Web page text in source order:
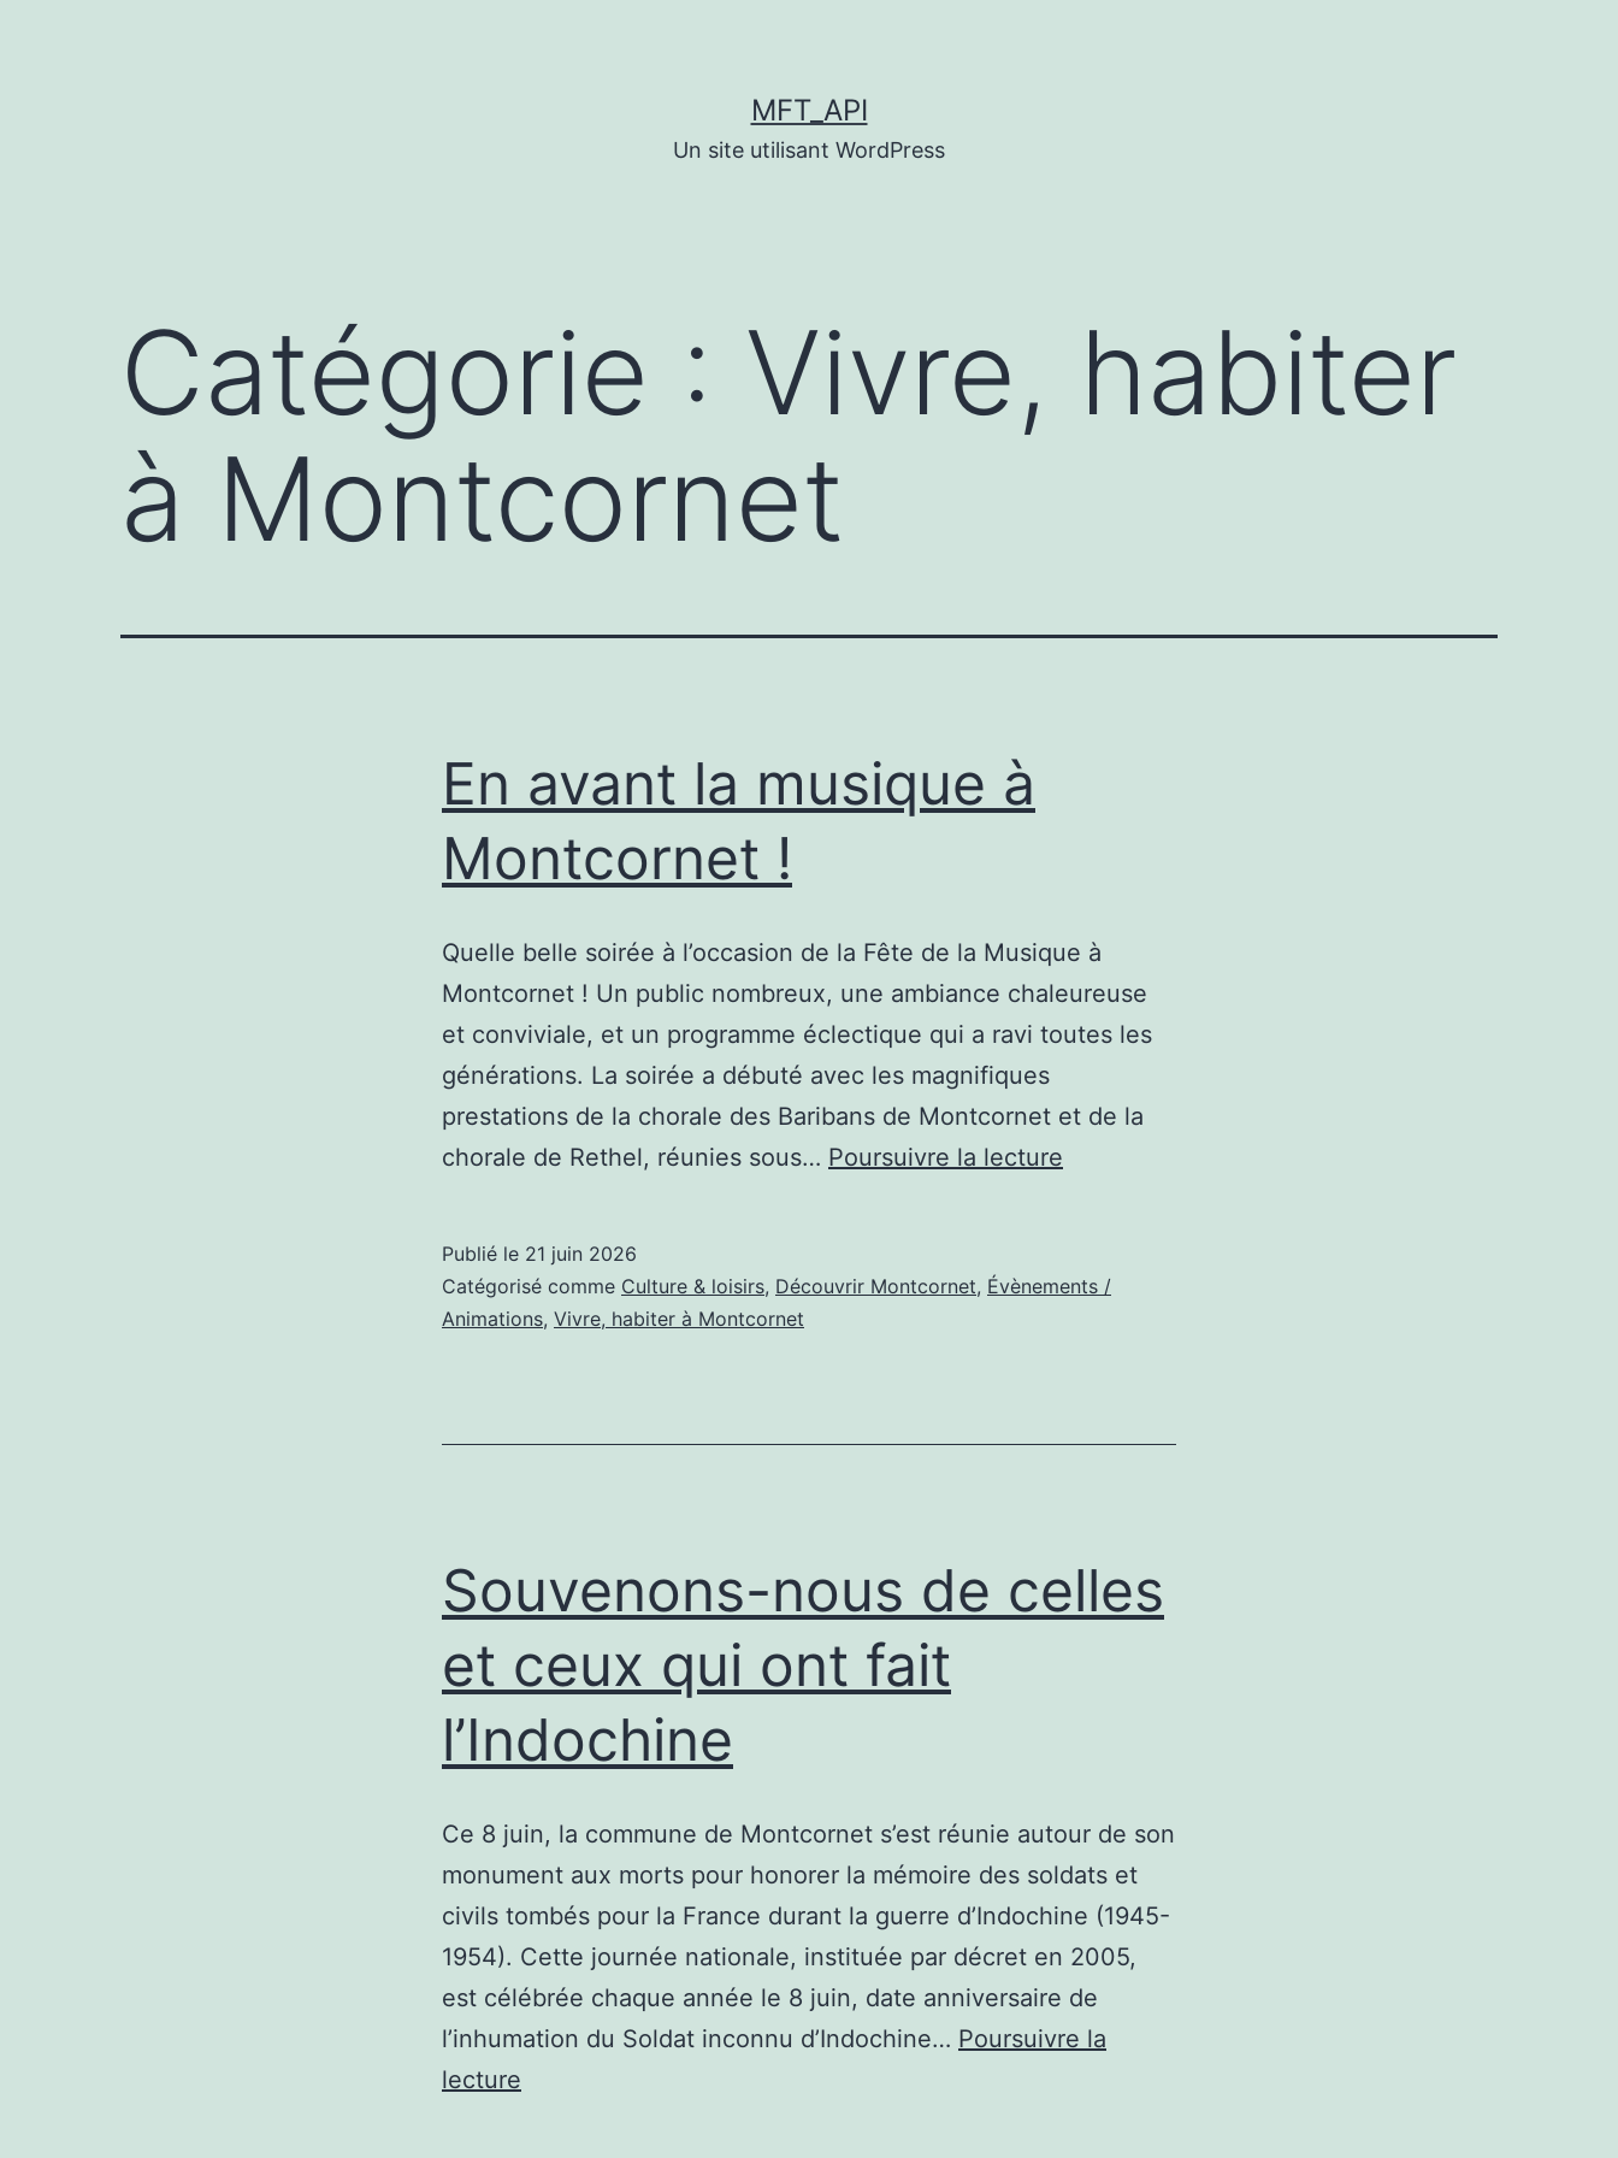
MFT_API
Un site utilisant WordPress
Catégorie : Vivre, habiter
à Montcornet
En avant la musique à
Montcornet !
Quelle belle soirée à l’occasion de la Fête de la Musique à
Montcornet ! Un public nombreux, une ambiance chaleureuse
et conviviale, et un programme éclectique qui a ravi toutes les
générations. La soirée a débuté avec les magnifiques
prestations de la chorale des Baribans de Montcornet et de la
chorale de Rethel, réunies sous… Poursuivre la lecture
musique
Publié le 21 juin 2026
Catégorisé comme Culture & loisirs, Découvrir Montcornet, Évènements /
Animations, Vivre, habiter à Montcornet
Souvenons-nous de celles
et ceux qui ont fait
l’Indochine
Ce 8 juin, la commune de Montcornet s’est réunie autour de son
monument aux morts pour honorer la mémoire des soldats et
civils tombés pour la France durant la guerre d’Indochine (1945-
1954). Cette journée nationale, instituée par décret en 2005,
est célébrée chaque année le 8 juin, date anniversaire de
l’inhumation du Soldat inconnu d’Indochine… Poursuivre la
lecture